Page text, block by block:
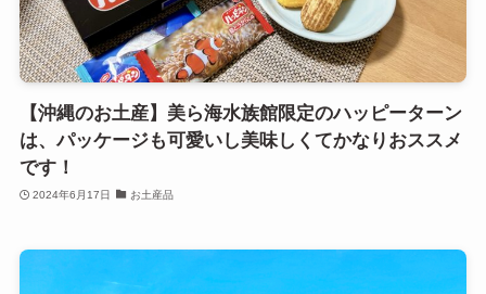
【沖縄のお土産】美ら海水族館限定のハッピーターン
は、パッケージも可愛いし美味しくてかなりおススメ
です！
2024年6月17日 お土産品